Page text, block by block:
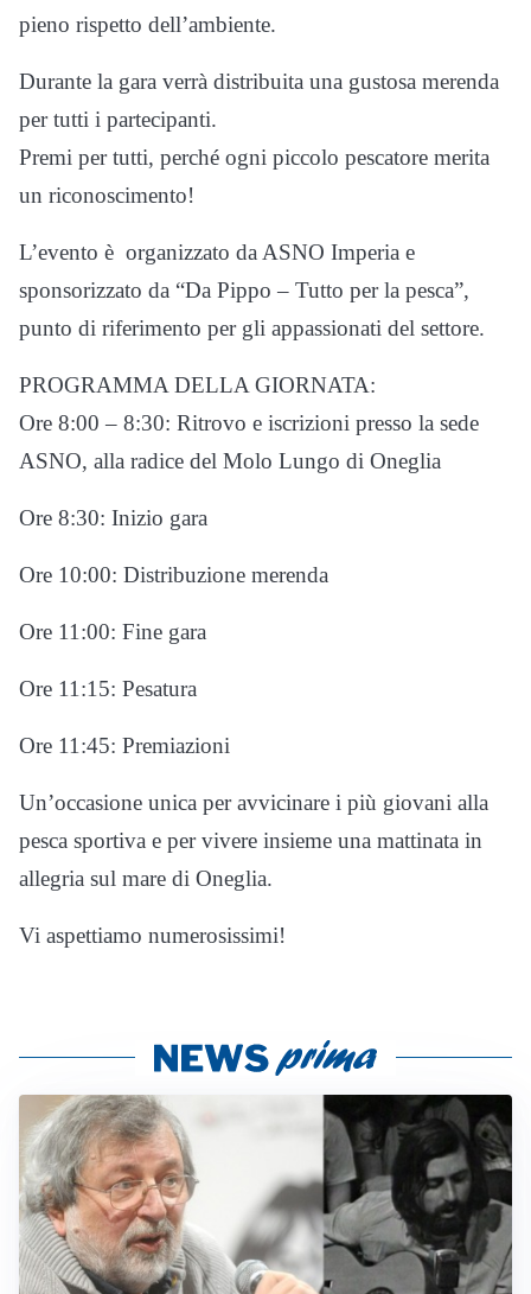
pieno rispetto dell’ambiente.
Durante la gara verrà distribuita una gustosa merenda
per tutti i partecipanti.
Premi per tutti, perché ogni piccolo pescatore merita
un riconoscimento!
L’evento è organizzato da ASNO Imperia e
sponsorizzato da “Da Pippo – Tutto per la pesca”,
punto di riferimento per gli appassionati del settore.
PROGRAMMA DELLA GIORNATA:
Ore 8:00 – 8:30: Ritrovo e iscrizioni presso la sede
ASNO, alla radice del Molo Lungo di Oneglia
Ore 8:30: Inizio gara
Ore 10:00: Distribuzione merenda
Ore 11:00: Fine gara
Ore 11:15: Pesatura
Ore 11:45: Premiazioni
Un’occasione unica per avvicinare i più giovani alla
pesca sportiva e per vivere insieme una mattinata in
allegria sul mare di Oneglia.
Vi aspettiamo numerosissimi!